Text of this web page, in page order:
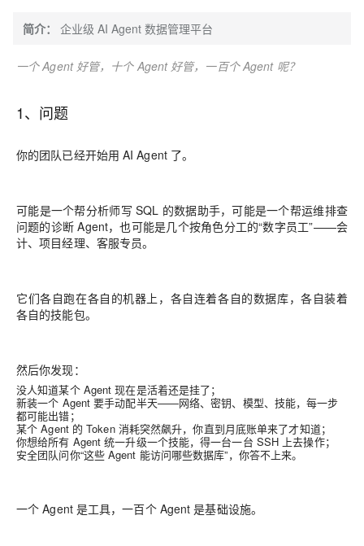
简介： 企业级 AI Agent 数据管理平台
一个 Agent 好管，十个 Agent 好管，一百个 Agent 呢？
1、问题
你的团队已经开始用 AI Agent 了。
可能是一个帮分析师写 SQL 的数据助手，可能是一个帮运维排查
问题的诊断 Agent，也可能是几个按角色分工的“数字员工”——会
计、项目经理、客服专员。
它们各自跑在各自的机器上，各自连着各自的数据库，各自装着
各自的技能包。
然后你发现：
没人知道某个 Agent 现在是活着还是挂了；
新装一个 Agent 要手动配半天——网络、密钥、模型、技能，每一步
都可能出错；
某个 Agent 的 Token 消耗突然飙升，你直到月底账单来了才知道；
你想给所有 Agent 统一升级一个技能，得一台一台 SSH 上去操作；
安全团队问你“这些 Agent 能访问哪些数据库”，你答不上来。
一个 Agent 是工具，一百个 Agent 是基础设施。